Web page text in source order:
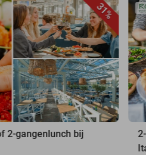
31%
2-gangenlunch bij